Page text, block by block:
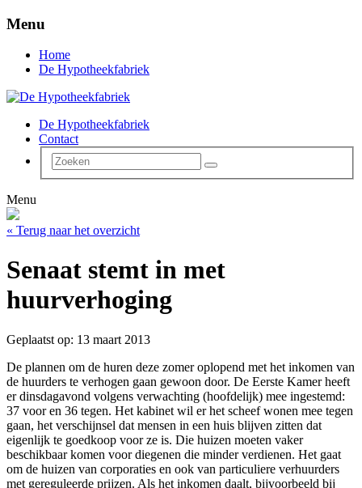
Menu
Home
De Hypotheekfabriek
De Hypotheekfabriek
Contact
Menu
« Terug naar het overzicht
Senaat stemt in met
huurverhoging
Geplaatst op: 13 maart 2013
De plannen om de huren deze zomer oplopend met het inkomen van
de huurders te verhogen gaan gewoon door. De Eerste Kamer heeft
er dinsdagavond volgens verwachting (hoofdelijk) mee ingestemd:
37 voor en 36 tegen. Het kabinet wil er het scheef wonen mee tegen
gaan, het verschijnsel dat mensen in een huis blijven zitten dat
eigenlijk te goedkoop voor ze is. Die huizen moeten vaker
beschikbaar komen voor diegenen die minder verdienen. Het gaat
om de huizen van corporaties en ook van particuliere verhuurders
met gereguleerde prijzen. Als het inkomen daalt, bijvoorbeeld bij